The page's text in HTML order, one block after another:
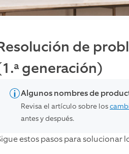
de
generación)
Algunos nombres de
Revisa el artículo sobre los
antes y después.
estos pasos para solucionar